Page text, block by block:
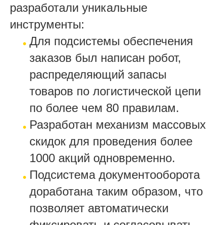
разработали уникальные
инструменты:
Для подсистемы обеспечения
заказов был написан робот,
распределяющий запасы
товаров по логистической цепи
по более чем 80 правилам.
Разработан механизм массовых
скидок для проведения более
1000 акций одновременно.
Подсистема документооборота
доработана таким образом, что
позволяет автоматически